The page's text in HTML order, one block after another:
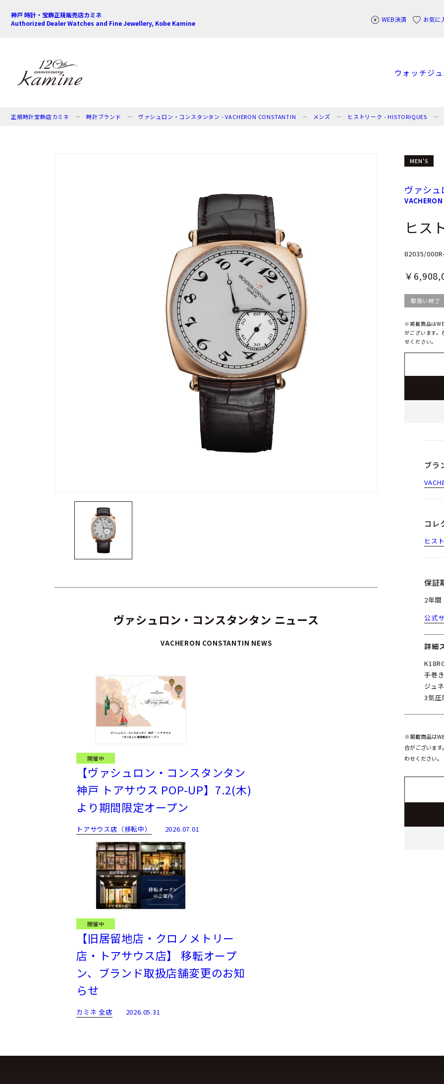
神戸 時計・宝飾正規販売店カミネ
Authorized Dealer Watches and Fine Jewellery, Kobe Kamine
WEB決済 お気に
ウォッチジ
正規時計宝飾店カミネ 時計ブランド ヴァシュロン・コンスタンタン - VACHERON CONSTANTIN メンズ ヒストリーク - HISTORIQUES
ヴァシュロン・コンスタンタン ニュース
VACHERON CONSTANTIN NEWS
開催中
【ヴァシュロン・コンスタンタン
神戸 トアサウス POP-UP】7.2(木)
より期間限定オープン
トアサウス店（移転中） 2026.07.01
開催中
【旧居留地店・クロノメトリー
店・トアサウス店】 移転オープ
ン、ブランド取扱店舗変更のお知
らせ
カミネ 全店 2026.05.31
MEN'S
ヴァシ
ヒス
82035/
￥
取扱い終了
※掲載商品は
がございます。
せください。
ブラ
コレ
ヒス
保証
2年間
公式
詳細
手巻き
ジュ
3気圧
※掲載商品は
合がございま
わせください。